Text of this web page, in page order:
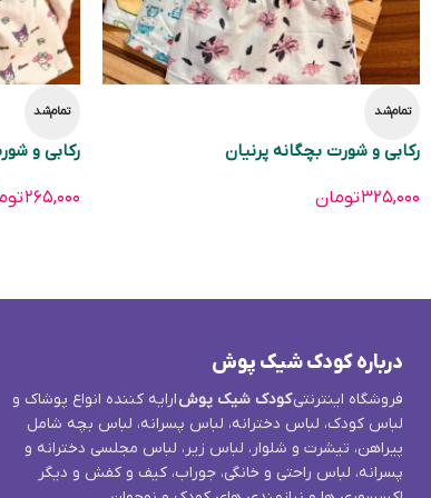
تمام‌شد
رکابی و شورت بچگانه پرنیان
۳۲۵,۰۰۰تومان
تمام‌شد
رکابی و
۲۶۵,۰۰۰
درباره کودک شیک پوش
فروشگاه اینترنتیکودک شیک پوشارایه کننده انواع پوشاک و
لباس کودک، لباس دخترانه، لباس پسرانه، لباس بچه شامل
پیراهن، تیشرت و شلوار، لباس زیر، لباس مجلسی دخترانه و
پسرانه، لباس راحتی و خانگی، جوراب، کیف و کفش و دیگر